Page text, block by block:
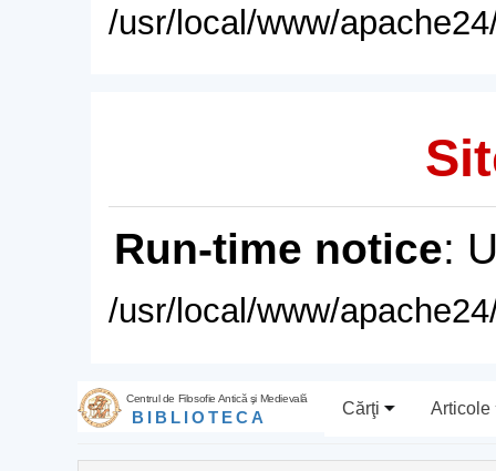
/usr/local/www/
Run-time notice:
/usr/local/www/
Centrul de Filosofie Antică şi Medievală
BIBLIOTECA Cărţi Articole